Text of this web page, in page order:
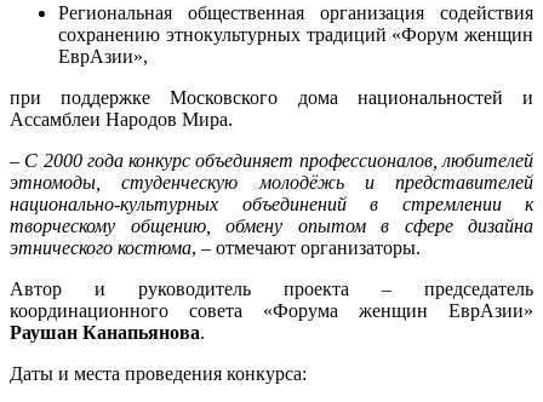
Региональная общественная организация содействия
сохранению этнокультурных традиций «Форум женщин
ЕврАзии»,
при поддержке Московского дома национальностей и
Ассамблеи Народов Мира.
– С 2000 года конкурс объединяет профессионалов, любителей
этномоды, студенческую молодёжь и представителей
национально-культурных объединений в стремлении к
творческому общению, обмену опытом в сфере дизайна
этнического костюма, – отмечают организаторы.
Автор и руководитель проекта – председатель
координационного совета «Форума женщин ЕврАзии»
Раушан Канапьянова.
Даты и места проведения конкурса: